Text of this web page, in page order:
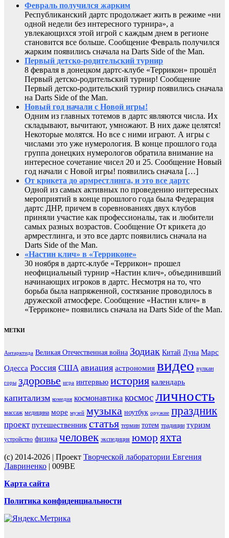
Февраль получился жарким
Республиканский дартс продолжает жить в режиме «ни
одной недели без интересного турнира», а
увлекающихся этой игрой с каждым днем в регионе
становится все больше. Сообщение Февраль получился
жарким появились сначала на Darts Side of the Man.
Первый детско-родительский турнир
8 февраля в донецком дартс-клубе «Террикон» прошёл
Первый детско-родительский турнир! Сообщение
Первый детско-родительский турнир появились сначала
на Darts Side of the Man.
Новый год начали с Новой игры!
Одним из главных тотемов в дартс являются числа. Их
складывают, вычитают, умножают. В них даже целятся!
Некоторые молятся. Но все с ними играют. А игры с
числами это уже нумерология. В конце прошлого года
группа донецких нумерологов обратила внимание на
интересное сочетание чисел 20 и 25. Сообщение Новый
год начали с Новой игры! появились сначала […]
От крикета до армрестлинга, и это все дартс
Одной из самых активных по проведению интересных
мероприятий в конце прошлого года была Федерация
дартс ДНР, причем в соревнованиях двух клубов
приняли участие как профессионалы, так и любители
самых разных возрастов. Сообщение От крикета до
армрестлинга, и это все дартс появились сначала на
Darts Side of the Man.
«Настин клич» в «Терриконе»
30 ноября в дартс-клубе «Террикон» прошел
неофициальный турнир «Настин клич», объединивший
начинающих игроков в дартс. Несмотря на то, что
борьба была напряженной, состязание проводилось в
дружеской атмосфере. Сообщение «Настин клич» в
«Терриконе» появились сначала на Darts Side of the Man.
МЕТКИ
Антарктида Великая Отечественная война Зодиак Китай Луна Марс
Одесса Россия США авиация астрономия видео вулкан
горы здоровье игра интервью история календарь
капитализм комедия космонавтика космосличность
массаж медицина море музей музыка ноутбук оружие праздник
проект путешественник статья термин тотем традиции туризм
устройство физика человек экспедиция юмор яхта
(c) 2014-2026 | Проект Творческой лаборатории Евгения
Лавриненко | 009BE
Карта сайта
Политика конфиденциальности